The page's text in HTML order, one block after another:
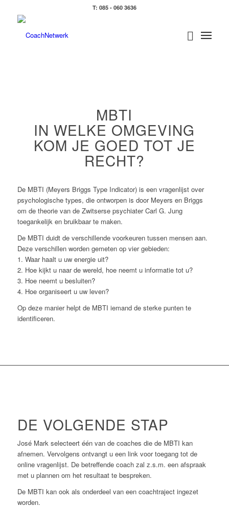
T: 085 - 060 3636
MBTI
IN WELKE OMGEVING
KOM JE GOED TOT JE
RECHT?
De MBTI (Meyers Briggs Type Indicator) is een vragenlijst over
psychologische types, die ontworpen is door Meyers en Briggs
om de theorie van de Zwitserse psychiater Carl G. Jung
toegankelijk en bruikbaar te maken.
De MBTI duidt de verschillende voorkeuren tussen mensen aan.
Deze verschillen worden gemeten op vier gebieden:
1. Waar haalt u uw energie uit?
2. Hoe kijkt u naar de wereld, hoe neemt u informatie tot u?
3. Hoe neemt u besluiten?
4. Hoe organiseert u uw leven?
Op deze manier helpt de MBTI iemand de sterke punten te
identificeren.
DE VOLGENDE STAP
José Mark selecteert één van de coaches die de MBTI kan
afnemen. Vervolgens ontvangt u een link voor toegang tot de
online vragenlijst. De betreffende coach zal z.s.m. een afspraak
met u plannen om het resultaat te bespreken.
De MBTI kan ook als onderdeel van een coachtraject ingezet
worden.